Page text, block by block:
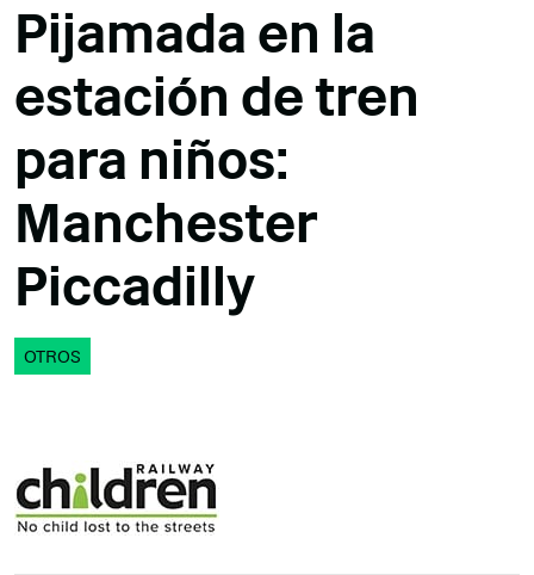
Pijamada en la
estación de tren
para niños:
Manchester
Piccadilly
OTROS